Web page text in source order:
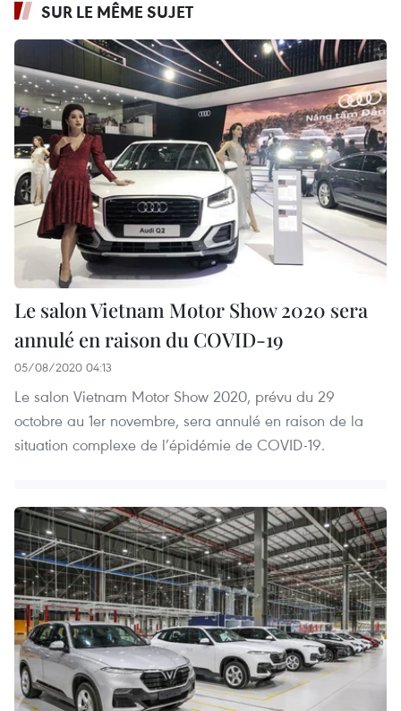
SUR LE MÊME SUJET
Le salon Vietnam Motor Show 2020 sera
annulé en raison du COVID-19
05/08/2020 04:13
Le salon Vietnam Motor Show 2020, prévu du 29
octobre au 1er novembre, sera annulé en raison de la
situation complexe de l’épidémie de COVID-19.